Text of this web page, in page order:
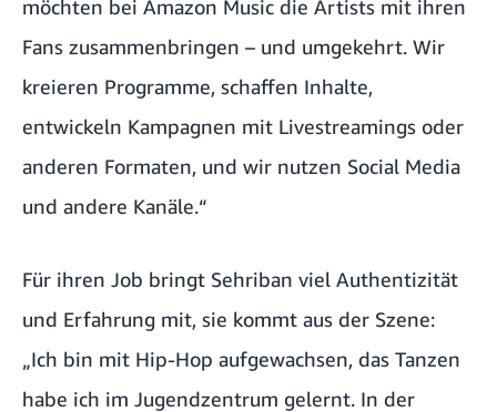
möchten bei Amazon Music die Artists mit ihren
Fans zusammenbringen – und umgekehrt. Wir
kreieren Programme, schaffen Inhalte,
entwickeln Kampagnen mit Livestreamings oder
anderen Formaten, und wir nutzen Social Media
und andere Kanäle.“
Für ihren Job bringt Sehriban viel Authentizität
und Erfahrung mit, sie kommt aus der Szene:
„Ich bin mit Hip-Hop aufgewachsen, das Tanzen
habe ich im Jugendzentrum gelernt. In der